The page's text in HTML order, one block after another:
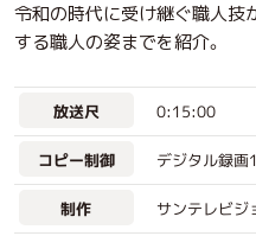
令和の時代に受け継ぐ職人技
する職人の姿までを紹介。
放送尺 0:15:00
コピー制御 デジタル録
制作 サンテレビジ